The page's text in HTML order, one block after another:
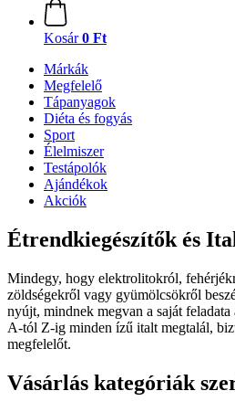
Kosár 0 Ft
Márkák
Megfelelő
Tápanyagok
Diéta és fogyás
Sport
Élelmiszer
Testápolók
Ajándékok
Akciók
Étrendkiegészítők és
Mindegy, hogy elektrolitokról,
zöldségekről vagy gyümölcsökről
nyújt, mindnek megvan a saját feladata
A-tól Z-ig minden ízű italt megtalál,
megfelelőt.
Vásárlás kategóriák